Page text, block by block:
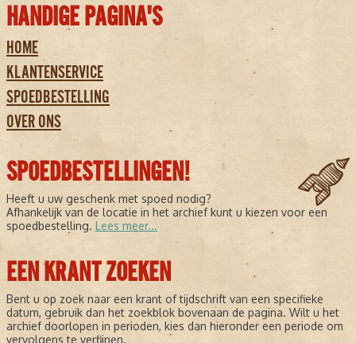
HANDIGE PAGINA'S
HOME
KLANTENSERVICE
SPOEDBESTELLING
OVER ONS
SPOEDBESTELLINGEN!
Heeft u uw geschenk met spoed nodig?
Afhankelijk van de locatie in het archief kunt u kiezen voor een
spoedbestelling. Lees meer...
EEN KRANT ZOEKEN
Bent u op zoek naar een krant of tijdschrift van een specifieke
datum, gebruik dan het zoekblok bovenaan de pagina. Wilt u het
archief doorlopen in perioden, kies dan hieronder een periode om
vervolgens te verfijnen.